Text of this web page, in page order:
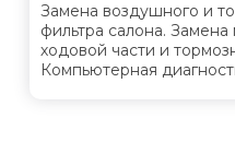
Замена воздушного и
фильтра салона. Замена
ходовой части и
Компьютерная